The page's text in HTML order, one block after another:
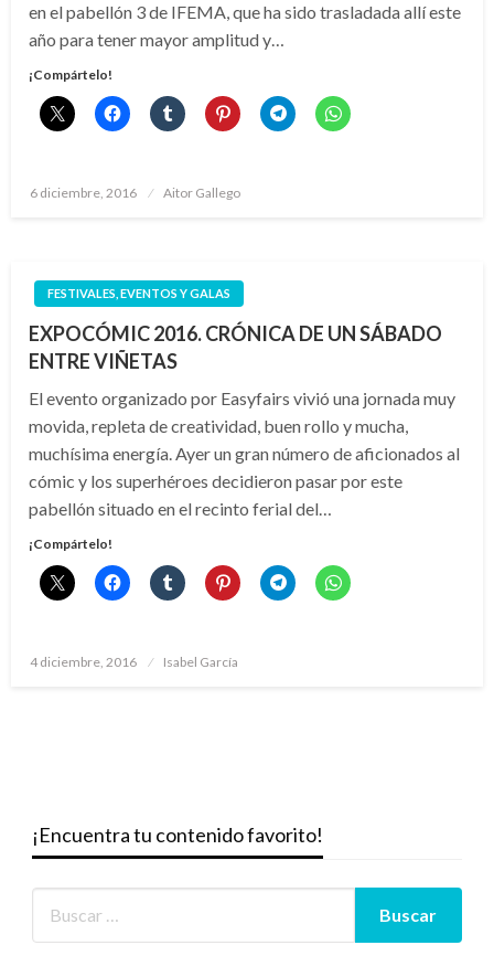
en el pabellón 3 de IFEMA, que ha sido trasladada allí este
año para tener mayor amplitud y…
¡Compártelo!
Publicado
6 diciembre, 2016 Aitor Gallego
FESTIVALES, EVENTOS Y GALAS
EXPOCÓMIC 2016. CRÓNICA DE UN SÁBADO
ENTRE VIÑETAS
El evento organizado por Easyfairs vivió una jornada muy
movida, repleta de creatividad, buen rollo y mucha,
muchísima energía. Ayer un gran número de aficionados al
cómic y los superhéroes decidieron pasar por este
pabellón situado en el recinto ferial del…
¡Compártelo!
Publicado
4 diciembre, 2016 Isabel García
¡Encuentra tu contenido favorito!